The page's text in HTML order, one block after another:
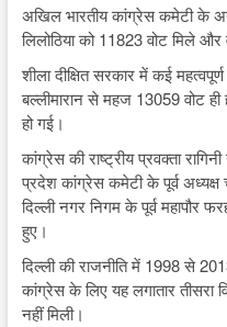
अखिल भारतीय कांग्रेस कमेटी के
लिलोठिया को 11823 वोट मिले
शीला दीक्षित सरकार में कई
बल्लीमारान से महज 13059 वोट
हो गई।
कांग्रेस की राष्ट्रीय प्रवक्ता
प्रदेश कांग्रेस कमेटी के पूर्व अध्यक्ष
दिल्ली नगर निगम के पूर्व महापौर
हुए।
दिल्ली की राजनीति में 1998 से
कांग्रेस के लिए यह लगातार तीसरा
नहीं मिली।